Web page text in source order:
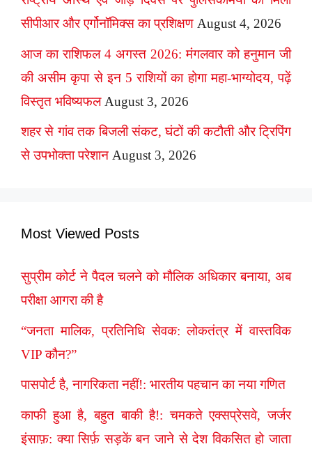
सीपीआर और एर्गोनॉमिक्स का प्रशिक्षण August 4, 2026
आज का राशिफल 4 अगस्त 2026: मंगलवार को हनुमान जी
की असीम कृपा से इन 5 राशियों का होगा महा-भाग्योदय, पढ़ें
विस्तृत भविष्यफल August 3, 2026
शहर से गांव तक बिजली संकट, घंटों की कटौती और ट्रिपिंग
से उपभोक्ता परेशान August 3, 2026
Most Viewed Posts
सुप्रीम कोर्ट ने पैदल चलने को मौलिक अधिकार बनाया, अब
परीक्षा आगरा की है
“जनता मालिक, प्रतिनिधि सेवक: लोकतंत्र में वास्तविक
VIP कौन?”
पासपोर्ट है, नागरिकता नहीं!: भारतीय पहचान का नया गणित
काफी हुआ है, बहुत बाकी है!: चमकते एक्सप्रेसवे, जर्जर
इंसाफ़: क्या सिर्फ़ सड़कें बन जाने से देश विकसित हो जाता